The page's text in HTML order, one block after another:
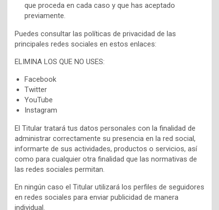
que proceda en cada caso y que has aceptado
previamente.
Puedes consultar las políticas de privacidad de las
principales redes sociales en estos enlaces:
ELIMINA LOS QUE NO USES:
Facebook
Twitter
YouTube
Instagram
El Titular tratará tus datos personales con la finalidad de
administrar correctamente su presencia en la red social,
informarte de sus actividades, productos o servicios, así
como para cualquier otra finalidad que las normativas de
las redes sociales permitan.
En ningún caso el Titular utilizará los perfiles de seguidores
en redes sociales para enviar publicidad de manera
individual.